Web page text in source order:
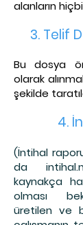
alanların
3. Telif
Bu dosya
olarak
şekilde
4.
(İntihal
da
kaynakça
olması
üretilen ve